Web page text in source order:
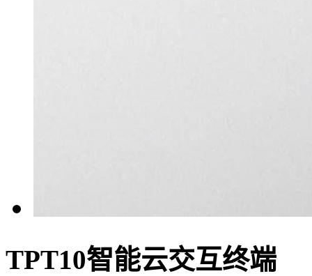
TPT10智能云交互终端